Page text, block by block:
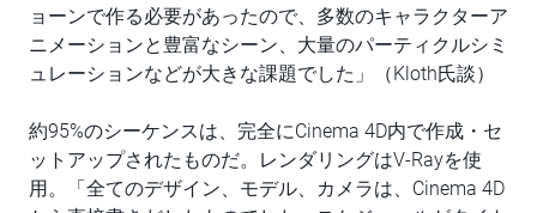
ョーンで作る必要があったので、多数のキャラクターア
ニメーションと豊富なシーン、大量のパーティクルシミ
ュレーションなどが大きな課題でした」（Kloth氏談）
約95%のシーケンスは、完全にCinema 4D内で作成・セ
ットアップされたものだ。レンダリングはV-Rayを使
用。「全てのデザイン、モデル、カメラは、Cinema 4D